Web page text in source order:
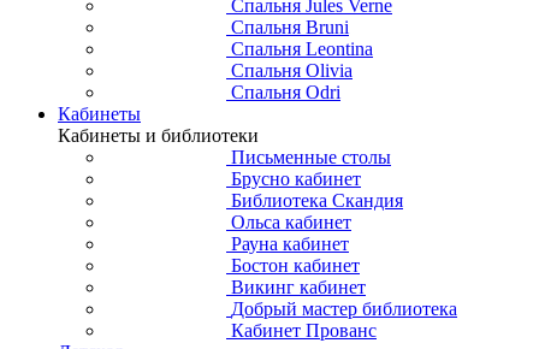
Спальня Jules Verne
Спальня Bruni
Спальня Leontina
Спальня Olivia
Спальня Odri
Кабинеты
Кабинеты и библиотеки
Письменные столы
Брусно кабинет
Библиотека Скандия
Ольса кабинет
Рауна кабинет
Бостон кабинет
Викинг кабинет
Добрый мастер библиотека
Кабинет Прованс